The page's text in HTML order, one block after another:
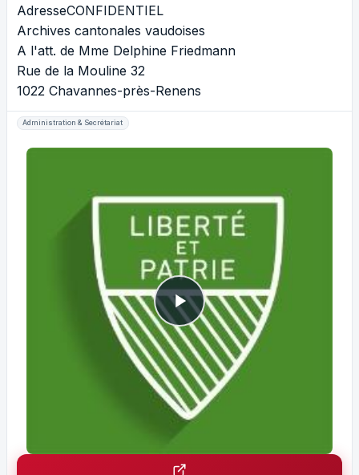
AdresseCONFIDENTIEL
Archives cantonales vaudoises
A l'att. de Mme Delphine Friedmann
Rue de la Mouline 32
1022 Chavannes-près-Renens
Administration & Secrétariat